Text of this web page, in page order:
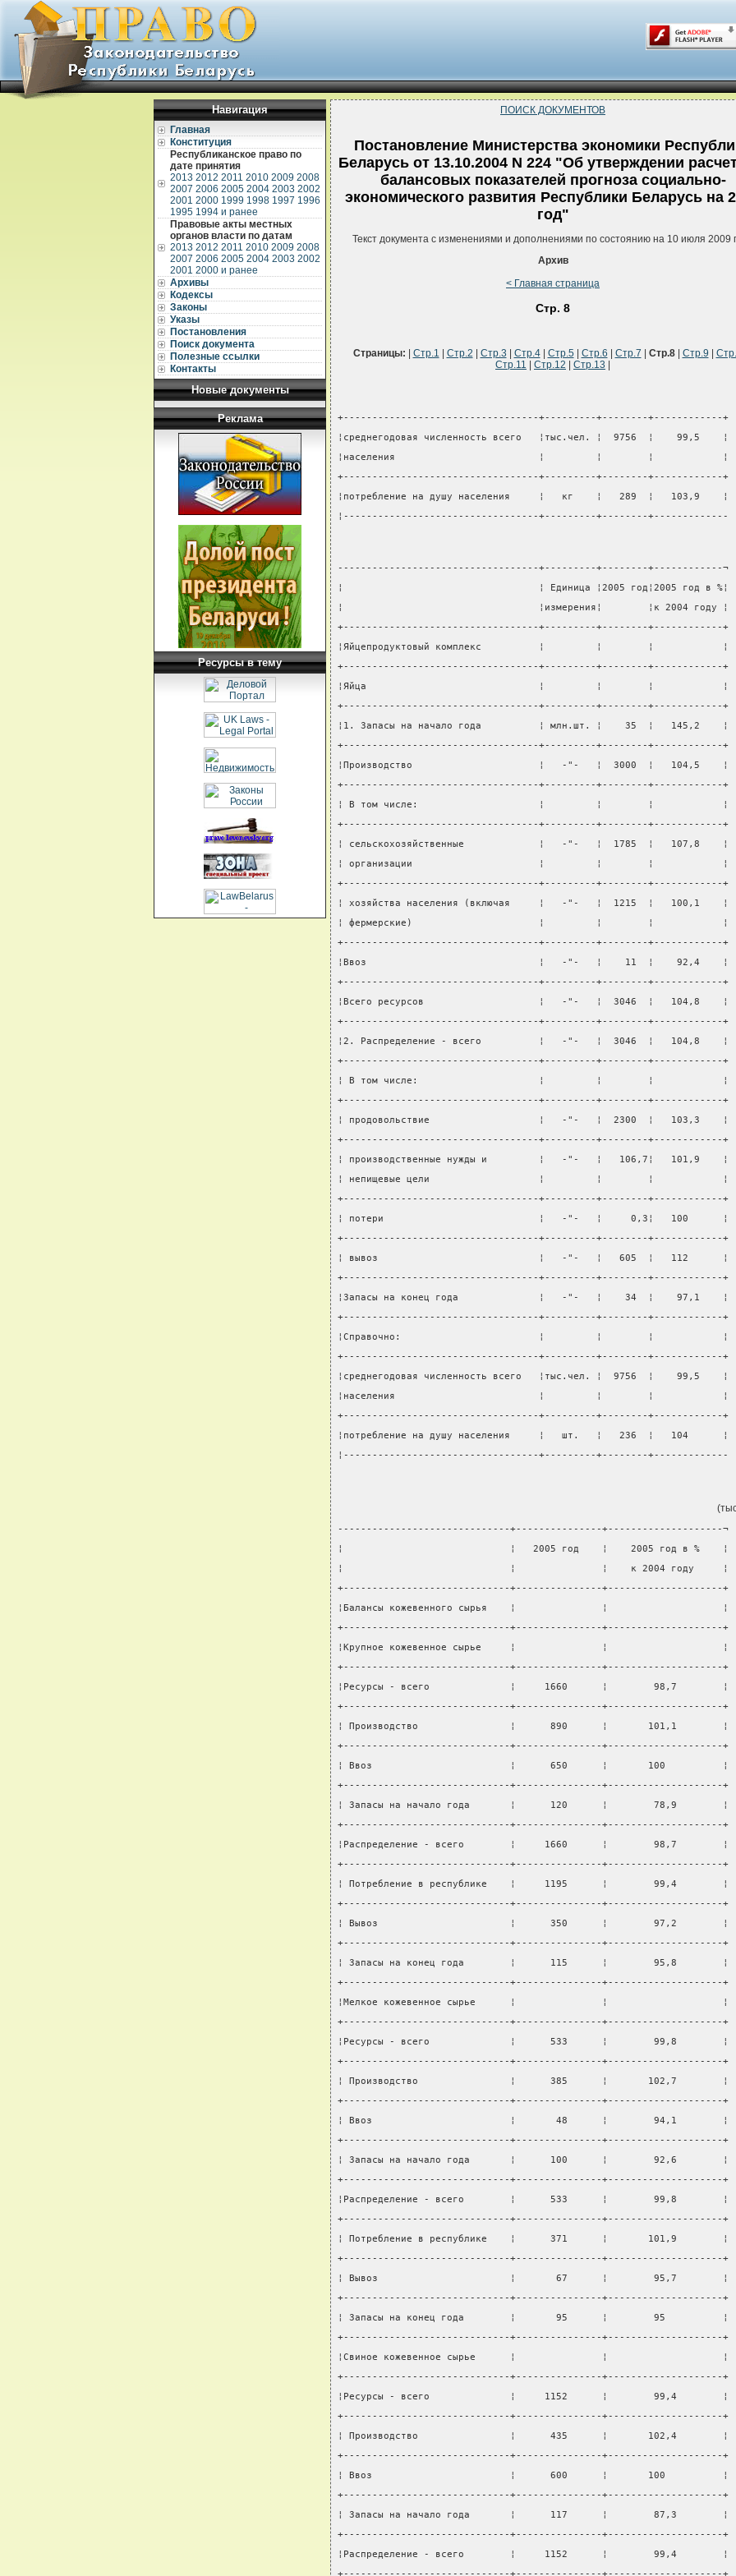
Навигация
Главная
Конституция
Республиканское право по
дате принятия
2013 2012 2011 2010 2009 2008
2007 2006 2005 2004 2003 2002
2001 2000 1999 1998 1997 1996
1995 1994 и ранее
Правовые акты местных
органов власти по датам
2013 2012 2011 2010 2009 2008
2007 2006 2005 2004 2003 2002
2001 2000 и ранее
Архивы
Кодексы
Законы
Указы
Постановления
Поиск документа
Полезные ссылки
Контакты
Новые документы
Реклама
Ресурсы в тему
ПОИСК ДОКУМЕНТОВ
Постановление Министерства экономики
Беларусь от 13.10.2004 N 224 "Об утверждении
балансовых показателей прогноза социально-
экономического развития Республики Беларусь на
год"
Текст документа с изменениями и дополнениями по состоянию на 10 июля 2009
Архив
< Главная страница
Стр. 8
Страницы: Стр.1 Стр.2 Стр.3 Стр.4| Стр.5| Стр.6 Стр.7 Стр.8| Стр.9
Стр.11
Стр.12 Стр.13
+----------------------------------+---------+--------+------------+
¦среднегодовая численность всего   ¦тыс.чел. ¦  9756  ¦    99,5    ¦
¦населения                         ¦         ¦        ¦            ¦
+----------------------------------+---------+--------+------------+
¦потребление на душу населения     ¦   кг    ¦   289  ¦   103,9    ¦
¦----------------------------------+---------+--------+-------------
-----------------------------------+---------+--------+------------¬
¦                                  ¦ Единица ¦2005 год¦2005 год в %¦
¦                                  ¦измерения¦        ¦к 2004 году ¦
+----------------------------------+---------+--------+------------+
¦Яйцепродуктовый комплекс          ¦         ¦        ¦            ¦
+----------------------------------+---------+--------+------------+
¦Яйца                              ¦         ¦        ¦            ¦
+----------------------------------+---------+--------+------------+
¦1. Запасы на начало года          ¦ млн.шт. ¦    35  ¦   145,2    ¦
+----------------------------------+---------+--------+------------+
¦Производство                      ¦   -"-   ¦  3000  ¦   104,5    ¦
+----------------------------------+---------+--------+------------+
¦ В том числе:                     ¦         ¦        ¦            ¦
+----------------------------------+---------+--------+------------+
¦ сельскохозяйственные             ¦   -"-   ¦  1785  ¦   107,8    ¦
¦ организации                      ¦         ¦        ¦            ¦
+----------------------------------+---------+--------+------------+
¦ хозяйства населения (включая     ¦   -"-   ¦  1215  ¦   100,1    ¦
¦ фермерские)                      ¦         ¦        ¦            ¦
+----------------------------------+---------+--------+------------+
¦Ввоз                              ¦   -"-   ¦    11  ¦    92,4    ¦
+----------------------------------+---------+--------+------------+
¦Всего ресурсов                    ¦   -"-   ¦  3046  ¦   104,8    ¦
+----------------------------------+---------+--------+------------+
¦2. Распределение - всего          ¦   -"-   ¦  3046  ¦   104,8    ¦
+----------------------------------+---------+--------+------------+
¦ В том числе:                     ¦         ¦        ¦            ¦
+----------------------------------+---------+--------+------------+
¦ продовольствие                   ¦   -"-   ¦  2300  ¦   103,3    ¦
+----------------------------------+---------+--------+------------+
¦ производственные нужды и         ¦   -"-   ¦   106,7¦   101,9    ¦
¦ непищевые цели                   ¦         ¦        ¦            ¦
+----------------------------------+---------+--------+------------+
¦ потери                           ¦   -"-   ¦     0,3¦   100      ¦
+----------------------------------+---------+--------+------------+
¦ вывоз                            ¦   -"-   ¦   605  ¦   112      ¦
+----------------------------------+---------+--------+------------+
¦Запасы на конец года              ¦   -"-   ¦    34  ¦    97,1    ¦
+----------------------------------+---------+--------+------------+
¦Справочно:                        ¦         ¦        ¦            ¦
+----------------------------------+---------+--------+------------+
¦среднегодовая численность всего   ¦тыс.чел. ¦  9756  ¦    99,5    ¦
¦населения                         ¦         ¦        ¦            ¦
+----------------------------------+---------+--------+------------+
¦потребление на душу населения     ¦   шт.   ¦   236  ¦   104      ¦
¦----------------------------------+---------+--------+-------------
------------------------------+---------------+--------------------¬
¦                             ¦   2005 год    ¦    2005 год в %    ¦
¦                             ¦               ¦    к 2004 году     ¦
+-----------------------------+---------------+--------------------+
¦Балансы кожевенного сырья    ¦               ¦                    ¦
+-----------------------------+---------------+--------------------+
¦Крупное кожевенное сырье     ¦               ¦                    ¦
+-----------------------------+---------------+--------------------+
¦Ресурсы - всего              ¦     1660      ¦        98,7        ¦
+-----------------------------+---------------+--------------------+
¦ Производство                ¦      890      ¦       101,1        ¦
+-----------------------------+---------------+--------------------+
¦ Ввоз                        ¦      650      ¦       100          ¦
+-----------------------------+---------------+--------------------+
¦ Запасы на начало года       ¦      120      ¦        78,9        ¦
+-----------------------------+---------------+--------------------+
¦Распределение - всего        ¦     1660      ¦        98,7        ¦
+-----------------------------+---------------+--------------------+
¦ Потребление в республике    ¦     1195      ¦        99,4        ¦
+-----------------------------+---------------+--------------------+
¦ Вывоз                       ¦      350      ¦        97,2        ¦
+-----------------------------+---------------+--------------------+
¦ Запасы на конец года        ¦      115      ¦        95,8        ¦
+-----------------------------+---------------+--------------------+
¦Мелкое кожевенное сырье      ¦               ¦                    ¦
+-----------------------------+---------------+--------------------+
¦Ресурсы - всего              ¦      533      ¦        99,8        ¦
+-----------------------------+---------------+--------------------+
¦ Производство                ¦      385      ¦       102,7        ¦
+-----------------------------+---------------+--------------------+
¦ Ввоз                        ¦       48      ¦        94,1        ¦
+-----------------------------+---------------+--------------------+
¦ Запасы на начало года       ¦      100      ¦        92,6        ¦
+-----------------------------+---------------+--------------------+
¦Распределение - всего        ¦      533      ¦        99,8        ¦
+-----------------------------+---------------+--------------------+
¦ Потребление в республике    ¦      371      ¦       101,9        ¦
+-----------------------------+---------------+--------------------+
¦ Вывоз                       ¦       67      ¦        95,7        ¦
+-----------------------------+---------------+--------------------+
¦ Запасы на конец года        ¦       95      ¦        95          ¦
+-----------------------------+---------------+--------------------+
¦Свиное кожевенное сырье      ¦               ¦                    ¦
+-----------------------------+---------------+--------------------+
¦Ресурсы - всего              ¦     1152      ¦        99,4        ¦
+-----------------------------+---------------+--------------------+
¦ Производство                ¦      435      ¦       102,4        ¦
+-----------------------------+---------------+--------------------+
¦ Ввоз                        ¦      600      ¦       100          ¦
+-----------------------------+---------------+--------------------+
¦ Запасы на начало года       ¦      117      ¦        87,3        ¦
+-----------------------------+---------------+--------------------+
¦Распределение - всего        ¦     1152      ¦        99,4        ¦